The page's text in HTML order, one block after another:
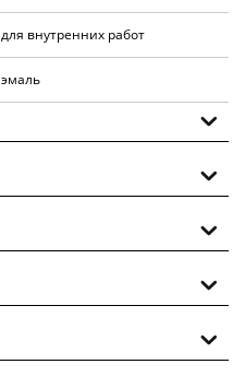
для внутренних работ
эмаль